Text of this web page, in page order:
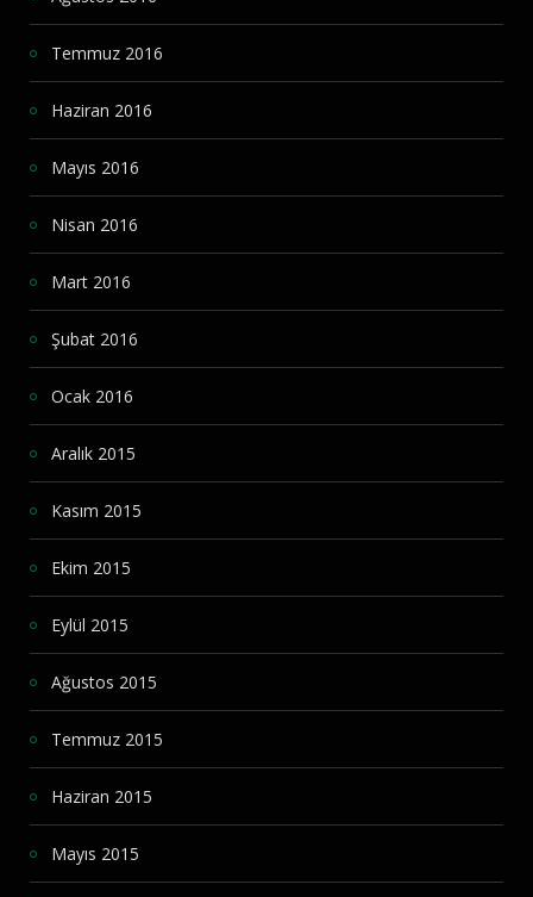
Temmuz 2016
Haziran 2016
Mayıs 2016
Nisan 2016
Mart 2016
Şubat 2016
Ocak 2016
Aralık 2015
Kasım 2015
Ekim 2015
Eylül 2015
Ağustos 2015
Temmuz 2015
Haziran 2015
Mayıs 2015